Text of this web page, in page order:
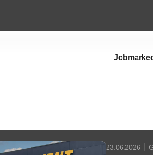
Jobmarked
23.06.2026